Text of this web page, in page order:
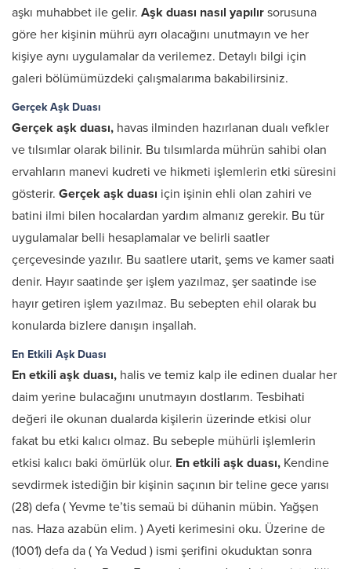
aşkı muhabbet ile gelir. Aşk duası nasıl yapılır sorusuna
göre her kişinin mührü ayrı olacağını unutmayın ve her
kişiye aynı uygulamalar da verilemez. Detaylı bilgi için
galeri bölümümüzdeki çalışmalarıma bakabilirsiniz.
Gerçek Aşk Duası
Gerçek aşk duası, havas ilminden hazırlanan dualı vefkler
ve tılsımlar olarak bilinir. Bu tılsımlarda mührün sahibi olan
ervahların manevi kudreti ve hikmeti işlemlerin etki süresini
gösterir. Gerçek aşk duası için işinin ehli olan zahiri ve
batini ilmi bilen hocalardan yardım almanız gerekir. Bu tür
uygulamalar belli hesaplamalar ve belirli saatler
çerçevesinde yazılır. Bu saatlere utarit, şems ve kamer saati
denir. Hayır saatinde şer işlem yazılmaz, şer saatinde ise
hayır getiren işlem yazılmaz. Bu sebepten ehil olarak bu
konularda bizlere danışın inşallah.
En Etkili Aşk Duası
En etkili aşk duası, halis ve temiz kalp ile edinen dualar her
daim yerine bulacağını unutmayın dostlarım. Tesbihati
değeri ile okunan dualarda kişilerin üzerinde etkisi olur
fakat bu etki kalıcı olmaz. Bu sebeple mühürli işlemlerin
etkisi kalıcı baki ömürlük olur. En etkili aşk duası, Kendine
sevdirmek istediğin bir kişinin saçının bir teline gece yarısı
(28) defa ( Yevme te’tis semaü bi dühanin mübin. Yağşen
nas. Haza azabün elim. ) Ayeti kerimesini oku. Üzerine de
(1001) defa da ( Ya Vedud ) ismi şerifini okuduktan sonra